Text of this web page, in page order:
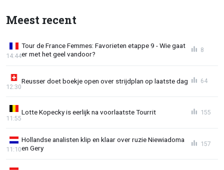
Meest recent
Tour de France Femmes: Favorieten etappe 9 - Wie gaat
er met het geel vandoor?
14:44
8
Reusser doet boekje open over strijdplan op laatste dag
12:30
64
Lotte Kopecky is eerlijk na voorlaatste Tourrit
11:55
155
Hollandse analisten klip en klaar over ruzie Niewiadoma
en Gery
11:10
157